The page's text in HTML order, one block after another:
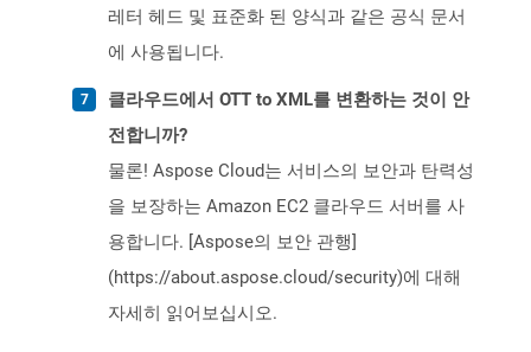
레터 헤드 및 표준화 된 양식과 같은 공식 문서
에 사용됩니다.
클라우드에서 OTT to XML를 변환하는 것이 안
전합니까?
물론! Aspose Cloud는 서비스의 보안과 탄력성
을 보장하는 Amazon EC2 클라우드 서버를 사
용합니다. [Aspose의 보안 관행]
(https://about.aspose.cloud/security)에 대해
자세히 읽어보십시오.